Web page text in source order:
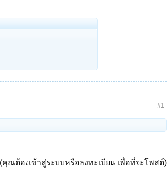
#1
(คุณต้องเข้าสู่ระบบหรือลงทะเบียน เพื่อที่จะโพสต์)